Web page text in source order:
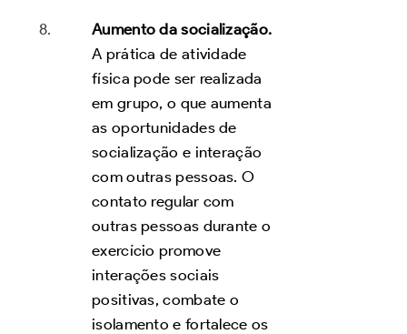
Aumento da socialização.
A prática de atividade
física pode ser realizada
em grupo, o que aumenta
as oportunidades de
socialização e interação
com outras pessoas. O
contato regular com
outras pessoas durante o
exercício promove
interações sociais
positivas, combate o
isolamento e fortalece os